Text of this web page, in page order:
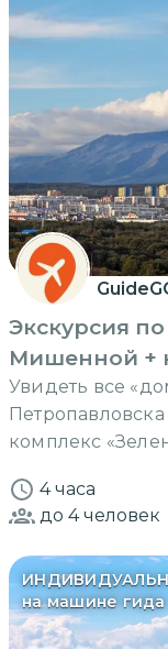
Экскурсия
Мишенной +
Увидеть все
комплекс
4 часа
до 4человек
на машине гида